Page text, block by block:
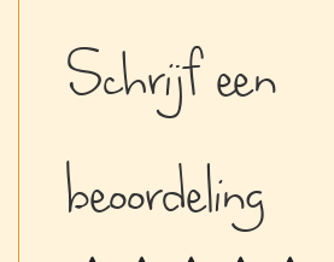
Schrijf een
beoordeling